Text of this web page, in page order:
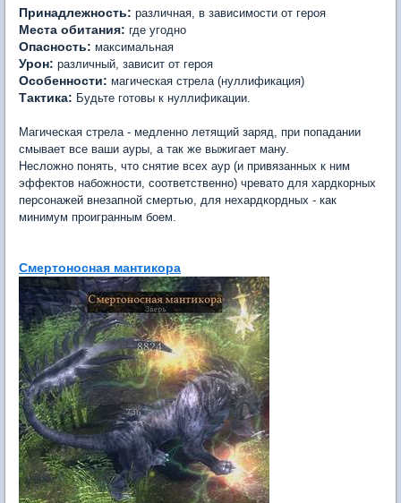
Принадлежность: различная, в зависимости от героя
Места обитания: где угодно
Опасность: максимальная
Урон: различный, зависит от героя
Особенности: магическая стрела (нуллификация)
Тактика: Будьте готовы к нуллификации.
Магическая стрела - медленно летящий заряд, при попадании
смывает все ваши ауры, а так же выжигает ману.
Несложно понять, что снятие всех аур (и привязанных к ним
эффектов набожности, соответственно) чревато для хардкорных
персонажей внезапной смертью, для нехардкордных - как
минимум проигранным боем.
Смертоносная мантикора